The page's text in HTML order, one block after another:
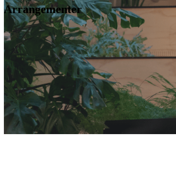
Arrangementer